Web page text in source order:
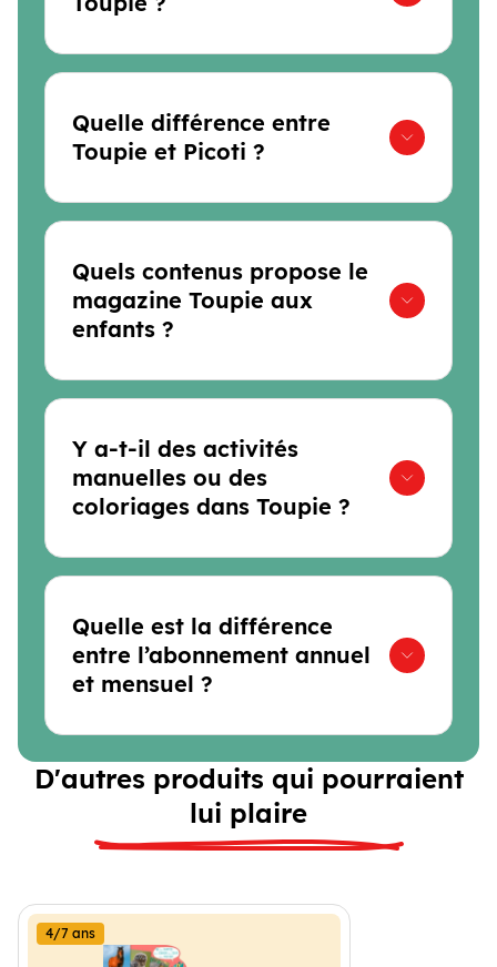
Quelle différence entre
Toupie et Picoti ?
Quels contenus propose le
magazine Toupie aux
enfants ?
Y a-t-il des activités
manuelles ou des
coloriages dans Toupie ?
Quelle est la différence
entre l’abonnement annuel
et mensuel ?
D'autres produits qui pourraient
lui plaire
4/7 ans